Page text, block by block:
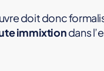
doit donc
immixtiondans